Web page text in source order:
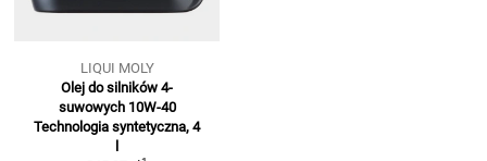
LIQUI MOLY
Olej do silników 4-
suwowych 10W-40
Technologia syntetyczna, 4
l